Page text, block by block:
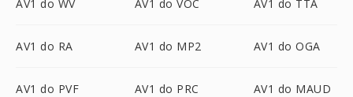
AV1 do WV AV1 do VOC AV1 do TTA
AV1 do RA AV1 do MP2 AV1 do OGA
AV1 do PVF AV1 do PRC AV1 do MAUD